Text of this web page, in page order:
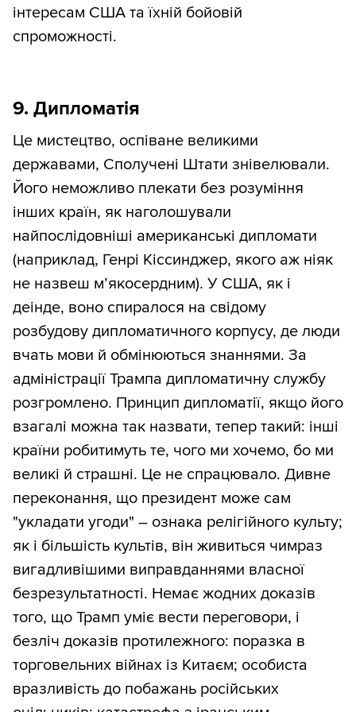
інтересам США та їхній бойовій
спроможності.
9. Дипломатія
Це мистецтво, оспіване великими
державами, Сполучені Штати знівелювали.
Його неможливо плекати без розуміння
інших країн, як наголошували
найпослідовніші американські дипломати
(наприклад, Генрі Кіссинджер, якого аж ніяк
не назвеш м’якосердним). У США, як і
деінде, воно спиралося на свідому
розбудову дипломатичного корпусу, де люди
вчать мови й обмінюються знаннями. За
адміністрації Трампа дипломатичну службу
розгромлено. Принцип дипломатії, якщо його
взагалі можна так назвати, тепер такий: інші
країни робитимуть те, чого ми хочемо, бо ми
великі й страшні. Це не спрацювало. Дивне
переконання, що президент може сам
"укладати угоди" – ознака релігійного культу;
як і більшість культів, він живиться чимраз
вигадливішими виправданнями власної
безрезультатності. Немає жодних доказів
того, що Трамп уміє вести переговори, і
безліч доказів протилежного: поразка в
торговельних війнах із Китаєм; особиста
вразливість до побажань російських